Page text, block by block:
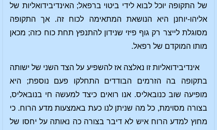
של התקופה יוכל לבוא לידי ביטוי ברפאל; האינדיבידואליות של
אליהו-יוחנן היא הנושאת המתאימה לכוח זה. אך התקופה
מסוגלת לייצר רק גוף פיזי שנידון להתנפץ תחת כוח כזה; מכאן
מותו המוקדם של רפאל.
אינדיבידואליות זו נאלצה אז להשפיע על הצד השני של ישותה
בתקופה בה הזרמים הבודדים התחלקו פעם נוספת; היא
מופיעה שוב כנובאליס. אנו רואים כיצד למעשה חי בנובאליס,
בצורה מסוימת, כל מה שניתן לנו כעת באמצעות מדע הרוח. כי
מחוץ למדע הרוח איש לא דיבר בצורה כה נאותה על יחסו של